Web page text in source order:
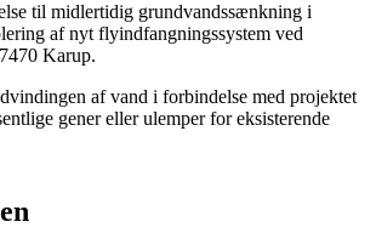
til midlertidig grundvandssænkning i
af nyt flyindfangningssystem ved
Karup.
af vand i forbindelse med projektet
gener eller ulemper for eksisterende